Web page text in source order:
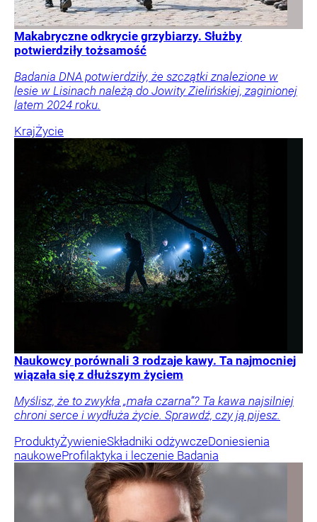
Makabryczne odkrycie grzybiarzy. Służby
potwierdziły tożsamość
Badania DNA potwierdziły, że szczątki znalezione w
lesie w Lisinach należą do Jowity Zielińskiej, zaginionej
latem 2024 roku.
KrajŻycie
Naukowcy porównali 3 rodzaje kawy. Ta najmocniej
wiązała się z dłuższym życiem
Myślisz, że to zwykła „mała czarna”? Ta kawa najsilniej
chroni serce i wydłuża życie. Sprawdź, czy ją pijesz.
ProduktyŻywienieSkładniki odżywczeDoniesienia
naukoweProfilaktyka i leczenie Badania